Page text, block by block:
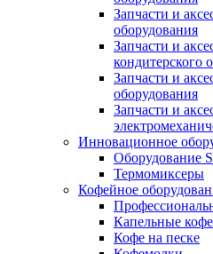
Запчасти и
оборудования
Запчасти и
кондитерского
Запчасти и
оборудования
Запчасти и
Инновационное
Оборудование
Термомиксеры
Кофейное
Капельные
Кофе на песке